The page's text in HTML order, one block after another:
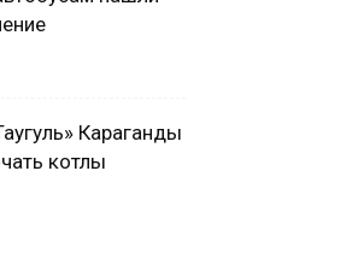
Караганды
котлы